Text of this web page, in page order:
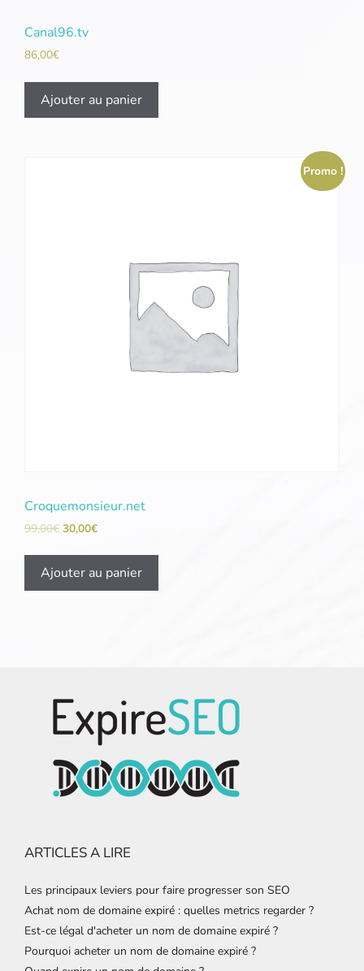
Canal96.tv
86,00€
Ajouter au panier
Promo !
Croquemonsieur.net
99,00€ 30,00€
Ajouter au panier
ARTICLES A LIRE
Les principaux leviers pour faire progresser son SEO
Achat nom de domaine expiré : quelles metrics regarder ?
Est-ce légal d'acheter un nom de domaine expiré ?
Pourquoi acheter un nom de domaine expiré ?